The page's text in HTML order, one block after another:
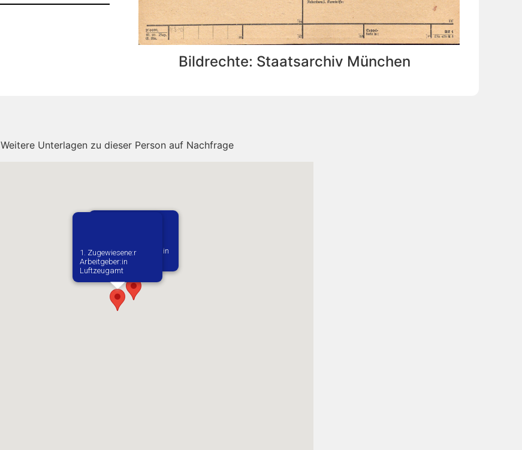
Bildrechte: Staatsarchiv München
Weitere Unterlagen zu dieser Person auf Nachfrage
Vermutlich geboren in
Jetetice
1. Zugewiesene:r
Arbeitgeber:in​
Luftzeugamt